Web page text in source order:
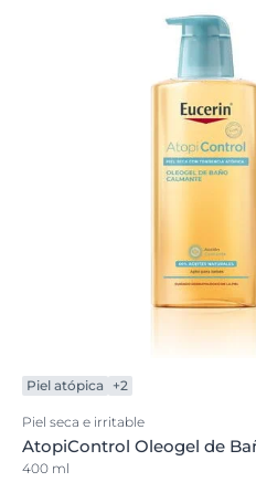
Piel atópica +2
Piel seca e irritable
AtopiControl Oleogel de
400 ml